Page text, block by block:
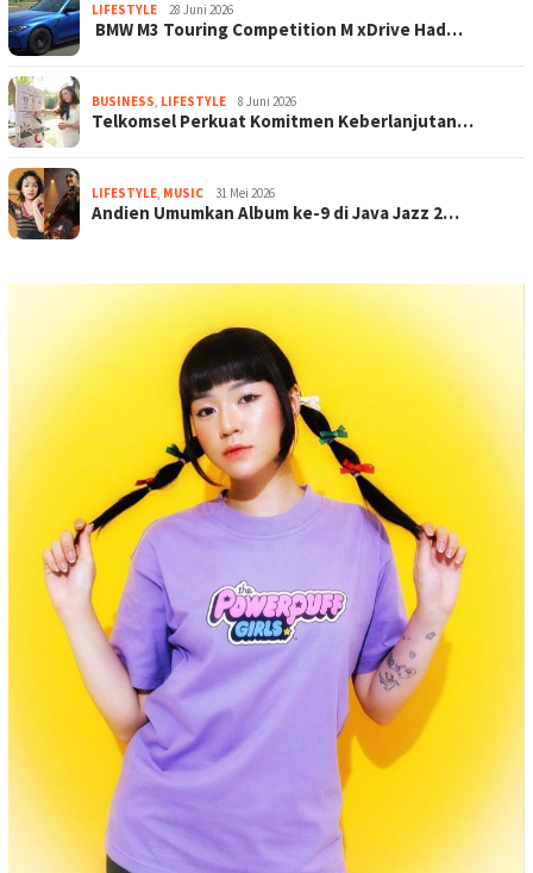
LIFESTYLE 28 Juni 2026
BMW M3 Touring Competition M xDrive Had…
BUSINESS, LIFESTYLE 8 Juni 2026
Telkomsel Perkuat Komitmen Keberlanjutan…
LIFESTYLE, MUSIC 31 Mei 2026
Andien Umumkan Album ke-9 di Java Jazz 2…